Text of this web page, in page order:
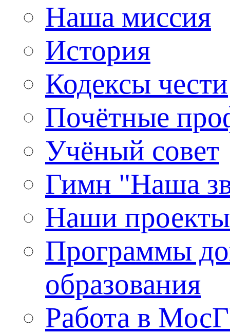
Наша миссия
История
Кодексы чести
Почётные
Учёный совет
Гимн "Наша
Наши проекты
Программы
образования
Работа в